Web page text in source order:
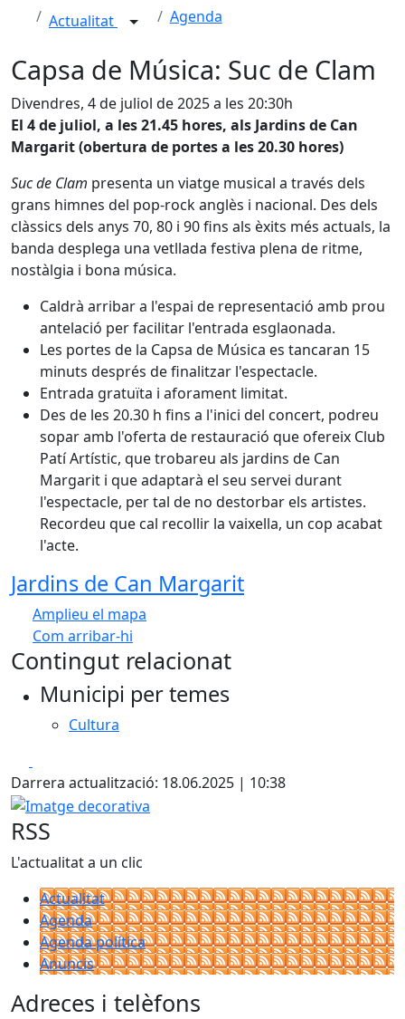
Actualitat Agenda
Capsa de Música: Suc de Clam
Divendres, 4 de juliol de 2025 a les 20:30h
El 4 de juliol, a les 21.45 hores, als Jardins de Can
Margarit (obertura de portes a les 20.30 hores)
Suc de Clam presenta un viatge musical a través dels
grans himnes del pop-rock anglès i nacional. Des dels
clàssics dels anys 70, 80 i 90 fins als èxits més actuals, la
banda desplega una vetllada festiva plena de ritme,
nostàlgia i bona música.
Caldrà arribar a l'espai de representació amb prou
antelació per facilitar l'entrada esglaonada.
Les portes de la Capsa de Música es tancaran 15
minuts després de finalitzar l'espectacle.
Entrada gratuïta i aforament limitat.
Des de les 20.30 h fins a l'inici del concert, podreu
sopar amb l'oferta de restauració que ofereix Club
Patí Artístic, que trobareu als jardins de Can
Margarit i que adaptarà el seu servei durant
l'espectacle, per tal de no destorbar els artistes.
Recordeu que cal recollir la vaixella, un cop acabat
l'acte.
Jardins de Can Margarit
Amplieu el mapa
Com arribar-hi
+
Contingut relacionat
Municipi per temes
Cultura
Darrera actualització: 18.06.2025 | 10:38
Imatge decorativa
RSS
L'actualitat a un clic
Actualitat
Agenda
Agenda política
Anuncis
Adreces i telèfons